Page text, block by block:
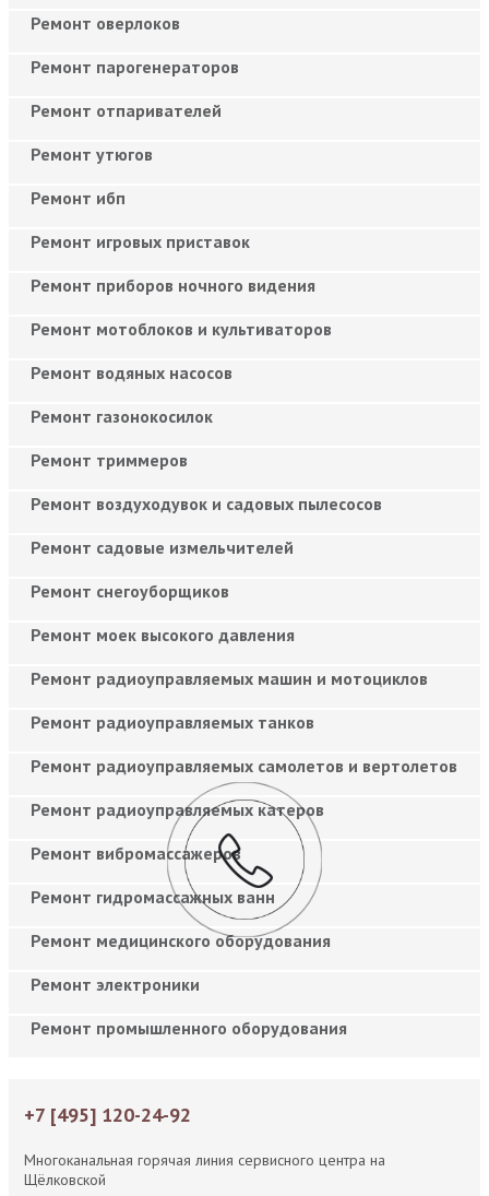
Ремонт оверлоков
Ремонт парогенераторов
Ремонт отпаривателей
Ремонт утюгов
Ремонт ибп
Ремонт игровых приставок
Ремонт приборов ночного видения
Ремонт мотоблоков и культиваторов
Ремонт водяных насосов
Ремонт газонокосилок
Ремонт триммеров
Ремонт воздуходувок и садовых пылесосов
Ремонт садовые измельчителей
Ремонт снегоуборщиков
Ремонт моек высокого давления
Ремонт радиоуправляемых машин и мотоциклов
Ремонт радиоуправляемых танков
Ремонт радиоуправляемых самолетов и вертолетов
Ремонт радиоуправляемых катеров
Ремонт вибромассажеров
Ремонт гидромассажных ванн
Ремонт медицинского оборудования
Ремонт электроники
Ремонт промышленного оборудования
+7 [495] 120-24-92
Многоканальная горячая линия сервисного центра на
Щёлковской